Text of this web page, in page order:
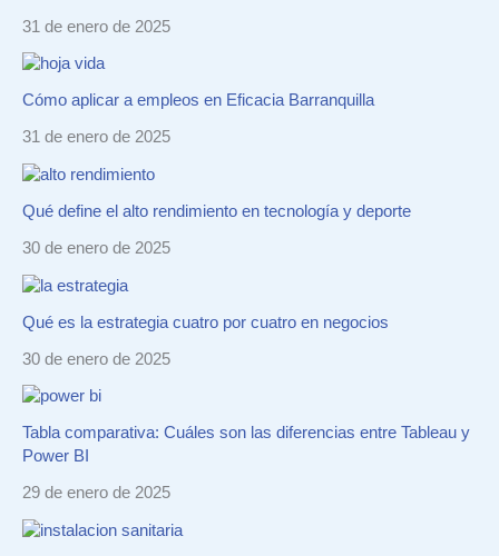
31 de enero de 2025
Cómo aplicar a empleos en Eficacia Barranquilla
31 de enero de 2025
Qué define el alto rendimiento en tecnología y deporte
30 de enero de 2025
Qué es la estrategia cuatro por cuatro en negocios
30 de enero de 2025
Tabla comparativa: Cuáles son las diferencias entre Tableau y
Power BI
29 de enero de 2025